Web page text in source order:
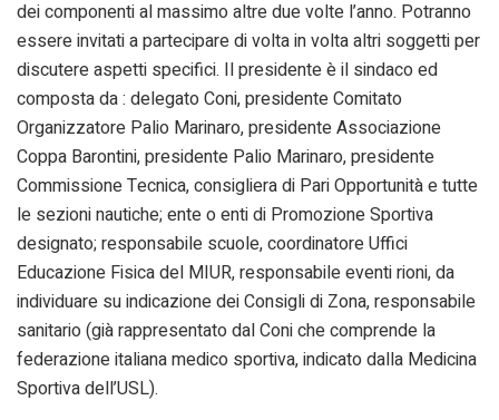
dei componenti al massimo altre due volte l’anno. Potranno
essere invitati a partecipare di volta in volta altri soggetti per
discutere aspetti specifici. Il presidente è il sindaco ed
composta da : delegato Coni, presidente Comitato
Organizzatore Palio Marinaro, presidente Associazione
Coppa Barontini, presidente Palio Marinaro, presidente
Commissione Tecnica, consigliera di Pari Opportunità e tutte
le sezioni nautiche; ente o enti di Promozione Sportiva
designato; responsabile scuole, coordinatore Uffici
Educazione Fisica del MIUR, responsabile eventi rioni, da
individuare su indicazione dei Consigli di Zona, responsabile
sanitario (già rappresentato dal Coni che comprende la
federazione italiana medico sportiva, indicato dalla Medicina
Sportiva dell’USL).